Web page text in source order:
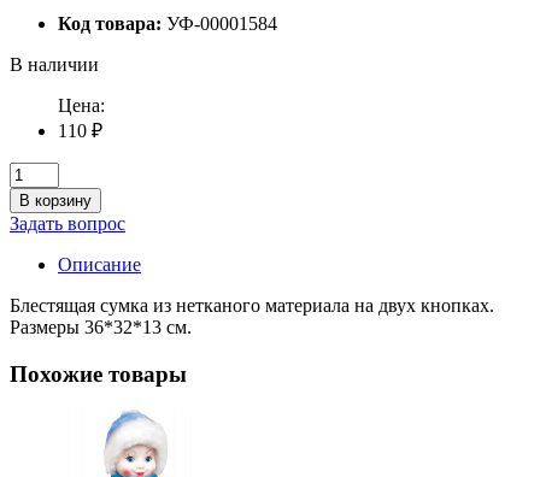
Код товара: УФ-00001584
В наличии
Цена:
110 ₽
В корзину
Задать вопрос
Описание
Блестящая сумка из нетканого материала на двух кнопках.
Размеры 36*32*13 см.
Похожие товары